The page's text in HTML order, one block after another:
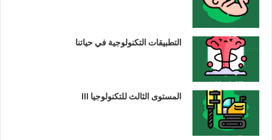
التطبيقات التكنولوجية في حياتنا
المستوى الثالث للتكنولوجيا III